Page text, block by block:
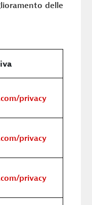
delle
privacy
privacy
privacy